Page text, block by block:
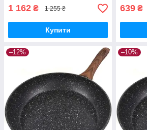
1 162 ₴ 1 255 ₴
Купити
639 ₴
–12% –10%